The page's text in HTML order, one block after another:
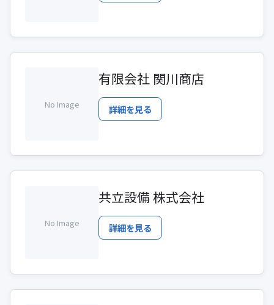
No Image
有限会社 関川商店
詳細を見る
No Image
共立設備 株式会社
詳細を見る